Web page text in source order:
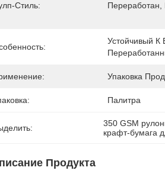
Стиль: Переработан,
Устойчивый К
Упаковка
Палитра
350 GSM
крафт-бумага
Продукта